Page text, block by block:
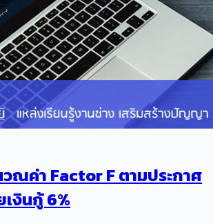
ณค่า Factor F ตามประกาศ
งินกู้ 6%